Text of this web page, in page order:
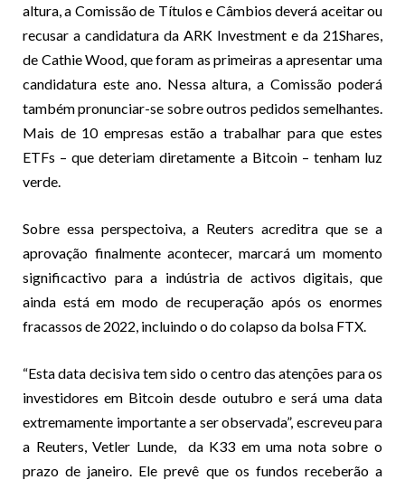
altura, a Comissão de Títulos e Câmbios deverá aceitar ou
recusar a candidatura da ARK Investment e da 21Shares,
de Cathie Wood, que foram as primeiras a apresentar uma
candidatura este ano. Nessa altura, a Comissão poderá
também pronunciar-se sobre outros pedidos semelhantes.
Mais de 10 empresas estão a trabalhar para que estes
ETFs – que deteriam diretamente a Bitcoin – tenham luz
verde.
Sobre essa perspectoiva, a Reuters acreditra que se a
aprovação finalmente acontecer, marcará um momento
significactivo para a indústria de activos digitais, que
ainda está em modo de recuperação após os enormes
fracassos de 2022, incluindo o do colapso da bolsa FTX.
“Esta data decisiva tem sido o centro das atenções para os
investidores em Bitcoin desde outubro e será uma data
extremamente importante a ser observada”, escreveu para
a Reuters, Vetler Lunde, da K33 em uma nota sobre o
prazo de janeiro. Ele prevê que os fundos receberão a